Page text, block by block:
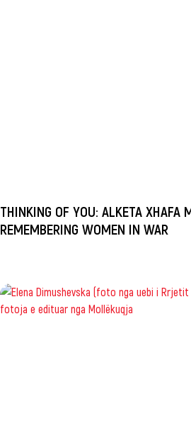
THINKING OF YOU: ALKETA XHAFA
REMEMBERING WOMEN IN WAR